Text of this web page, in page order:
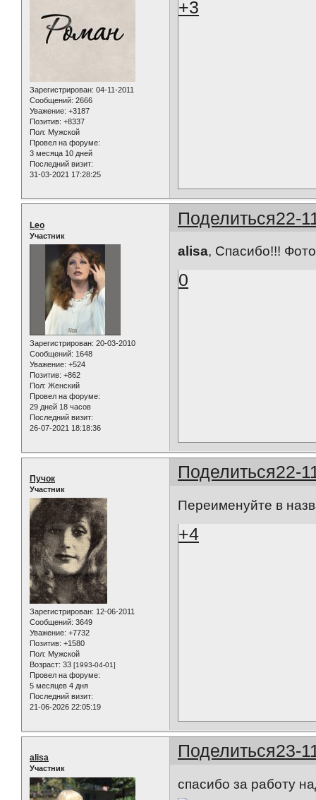
Зарегистрирован: 04-11-2011
Сообщений: 2666
Уважение: +3187
Позитив: +8337
Пол: Мужской
Провел на форуме:
3 месяца 10 дней
Последний визит:
31-03-2021 17:28:25
+3
Поделиться22-
Leo
Участник
Зарегистрирован: 20-03-2010
Сообщений: 1648
Уважение: +524
Позитив: +862
Пол: Женский
Провел на форуме:
29 дней 18 часов
Последний визит:
26-07-2021 18:18:36
alisa, Спасибо!!!
0
Поделиться22-
Пучок
Участник
Зарегистрирован: 12-06-2011
Сообщений: 3649
Уважение: +7732
Позитив: +1580
Пол: Мужской
Возраст: 33 [1993-04-01]
Провел на форуме:
5 месяцев 4 дня
Последний визит:
21-06-2026 22:05:19
Переименуйте в
+4
Поделиться23-
alisa
Участник
спасибо за работу